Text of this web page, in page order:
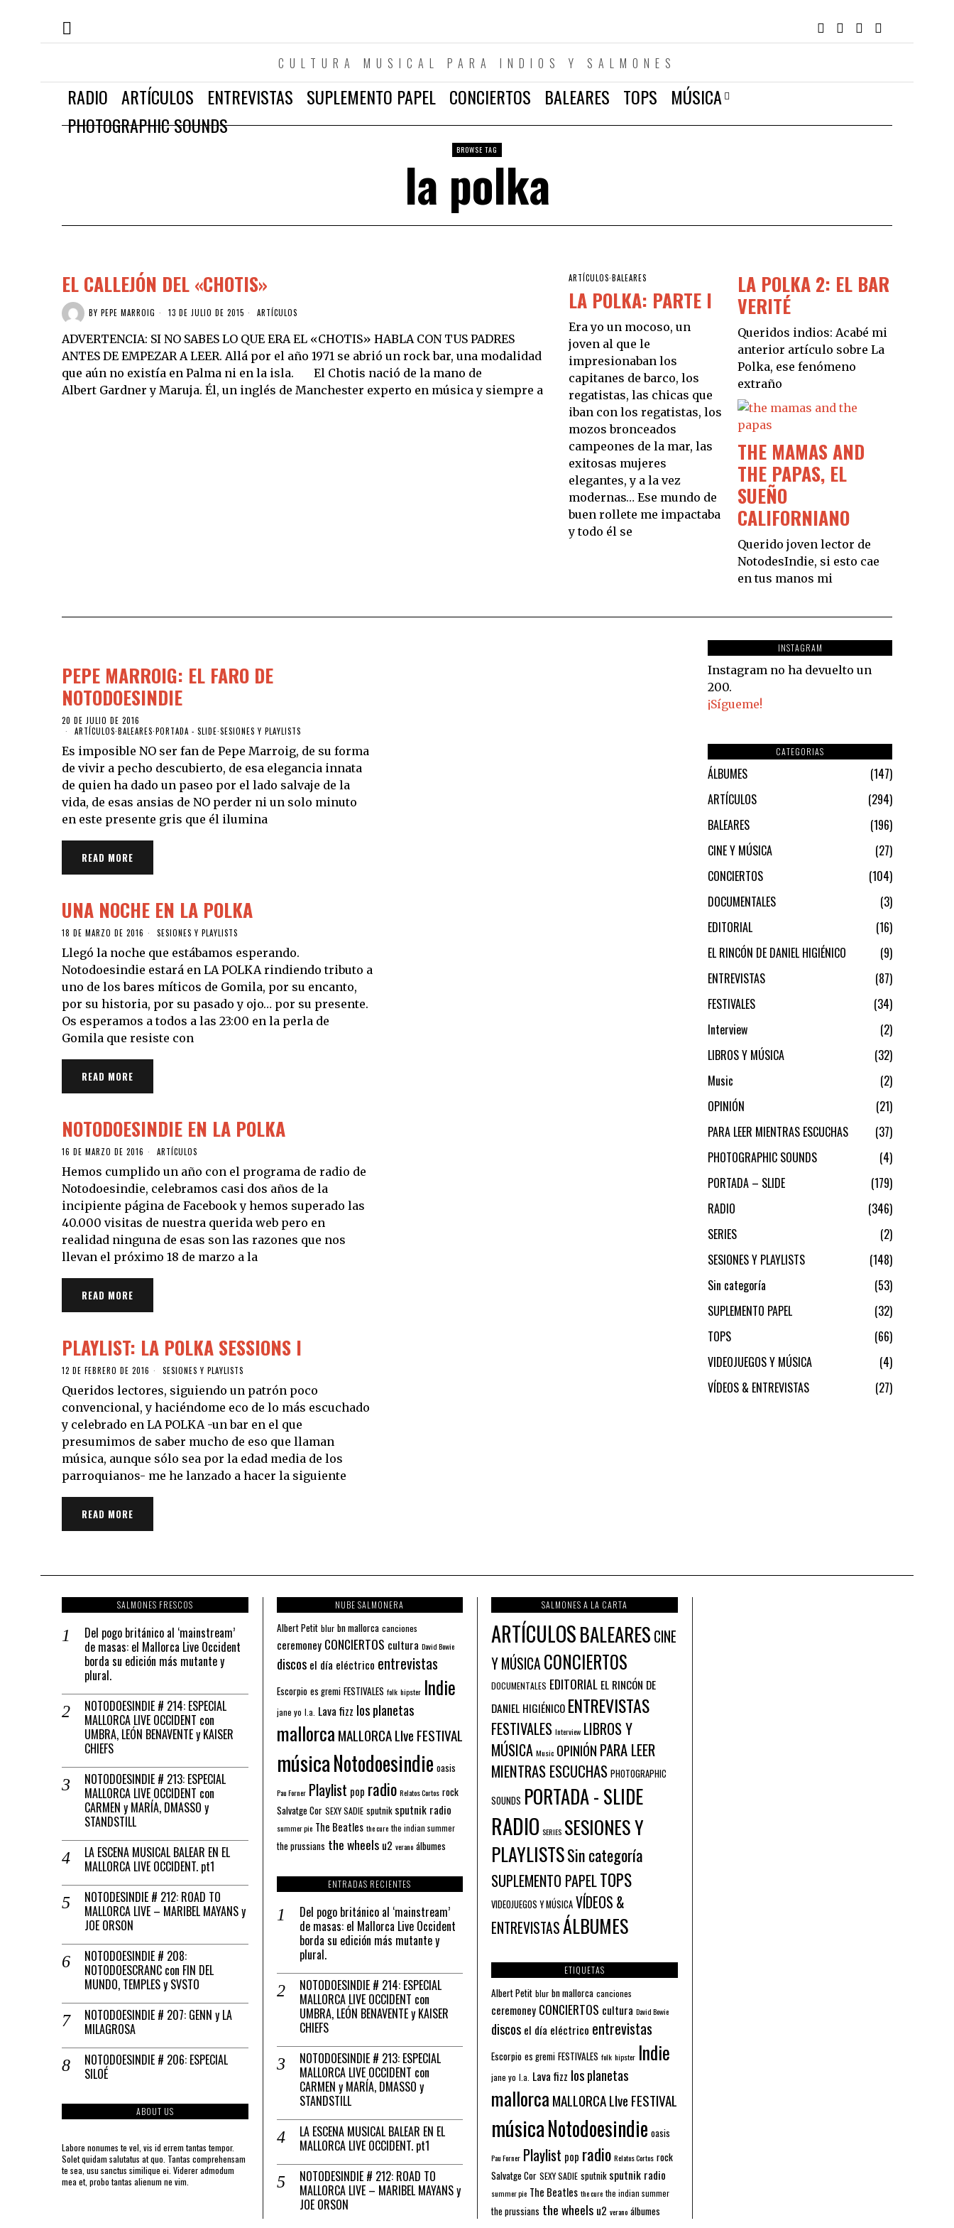
CULTURA MUSICAL PARA INDIOS Y SALMONES
RADIO ARTÍCULOS ENTREVISTAS SUPLEMENTO PAPEL CONCIERTOS BALEARES TOPS
MÚSICA
PHOTOGRAPHIC SOUNDS
BROWSE TAG
la polka
EL CALLEJÓN DEL «CHOTIS»
BY PEPE MARROIG 13 DE JULIO DE 2015 ARTÍCULOS
ADVERTENCIA: SI NO SABES LO QUE ERA EL «CHOTIS» HABLA CON TUS PADRES
ANTES DE EMPEZAR A LEER. Allá por el año 1971 se abrió un rock bar, una modalidad
que aún no existía en Palma ni en la isla. El Chotis nació de la mano de
Albert Gardner y Maruja. Él, un inglés de Manchester experto en música y siempre a
ARTÍCULOS·BALEARES
LA POLKA: PARTE I
Era yo un mocoso, un
joven al que le
impresionaban los
capitanes de barco, los
regatistas, las chicas que
iban con los regatistas, los
mozos bronceados
campeones de la mar, las
exitosas mujeres
elegantes, y a la vez
modernas… Ese mundo de
buen rollete me impactaba
y todo él se
LA POLKA 2: EL BAR
VERITÉ
Queridos indios: Acabé mi
anterior artículo sobre La
Polka, ese fenómeno
extraño
THE MAMAS AND
THE PAPAS, EL
SUEÑO
CALIFORNIANO
Querido joven lector de
NotodesIndie, si esto cae
en tus manos mi
PEPE MARROIG: EL FARO DE
NOTODOESINDIE
20 DE JULIO DE 2016
ARTÍCULOS·BALEARES·PORTADA - SLIDE·SESIONES Y PLAYLISTS
Es imposible NO ser fan de Pepe Marroig, de su forma
de vivir a pecho descubierto, de esa elegancia innata
de quien ha dado un paseo por el lado salvaje de la
vida, de esas ansias de NO perder ni un solo minuto
en este presente gris que él ilumina
READ MORE
UNA NOCHE EN LA POLKA
18 DE MARZO DE 2016 SESIONES Y PLAYLISTS
Llegó la noche que estábamos esperando.
Notodoesindie estará en LA POLKA rindiendo tributo a
uno de los bares míticos de Gomila, por su encanto,
por su historia, por su pasado y ojo… por su presente.
Os esperamos a todos a las 23:00 en la perla de
Gomila que resiste con
READ MORE
NOTODOESINDIE EN LA POLKA
16 DE MARZO DE 2016 ARTÍCULOS
Hemos cumplido un año con el programa de radio de
Notodoesindie, celebramos casi dos años de la
incipiente página de Facebook y hemos superado las
40.000 visitas de nuestra querida web pero en
realidad ninguna de esas son las razones que nos
llevan el próximo 18 de marzo a la
READ MORE
PLAYLIST: LA POLKA SESSIONS I
12 DE FEBRERO DE 2016 SESIONES Y PLAYLISTS
Queridos lectores, siguiendo un patrón poco
convencional, y haciéndome eco de lo más escuchado
y celebrado en LA POLKA -un bar en el que
presumimos de saber mucho de eso que llaman
música, aunque sólo sea por la edad media de los
parroquianos- me he lanzado a hacer la siguiente
READ MORE
INSTAGRAM
Instagram no ha devuelto un
200.
¡Sígueme!
CATEGORIAS
ÁLBUMES
147
ARTÍCULOS
294
BALEARES
196
CINE Y MÚSICA
27
CONCIERTOS
104
DOCUMENTALES
3
EDITORIAL
16
EL RINCÓN DE DANIEL HIGIÉNICO
9
ENTREVISTAS
87
FESTIVALES
34
Interview
2
LIBROS Y MÚSICA
32
Music
2
OPINIÓN
21
PARA LEER MIENTRAS ESCUCHAS
37
PHOTOGRAPHIC SOUNDS
4
PORTADA – SLIDE
179
RADIO
346
SERIES
2
SESIONES Y PLAYLISTS
148
Sin categoría
53
SUPLEMENTO PAPEL
32
TOPS
66
VIDEOJUEGOS Y MÚSICA
4
VÍDEOS & ENTREVISTAS
27
SALMONES FRESCOS
Del pogo británico al ‘mainstream’
de masas: el Mallorca Live Occident
borda su edición más mutante y
plural.
NOTODOESINDIE # 214: ESPECIAL
MALLORCA LIVE OCCIDENT con
UMBRA, LEÓN BENAVENTE y KAISER
CHIEFS
NOTODOESINDIE # 213: ESPECIAL
MALLORCA LIVE OCCIDENT con
CARMEN y MARÍA, DMASSO y
STANDSTILL
LA ESCENA MUSICAL BALEAR EN EL
MALLORCA LIVE OCCIDENT. pt1
NOTODESINDIE # 212: ROAD TO
MALLORCA LIVE – MARIBEL MAYANS y
JOE ORSON
NOTODOESINDIE # 208:
NOTODOESCRANC con FIN DEL
MUNDO, TEMPLES y SVSTO
NOTODOESINDIE # 207: GENN y LA
MILAGROSA
NOTODOESINDIE # 206: ESPECIAL
SILOÉ
ABOUT US
Labore nonumes te vel, vis id errem tantas tempor.
Solet quidam salutatus at quo. Tantas comprehensam
te sea, usu sanctus similique ei. Viderer admodum
mea et, probo tantas alienum ne vim.
NUBE SALMONERA
Albert Petit blur bn mallorca canciones
ceremoney CONCIERTOS cultura David Bowie
discos el día eléctrico entrevistas
Escorpio es gremi FESTIVALES folk hipster Indie
jane yo l.a. Lava fizz los planetas
mallorca MALLORCA LIve FESTIVAL
músicaNotodoesindie oasis
Pau Forner Playlist pop radio Relatos Cortos rock
Salvatge Cor SEXY SADIE sputnik sputnik radio
summer pie The Beatles the cure the indian summer
the prussians the wheels u2 verano álbumes
ENTRADAS RECIENTES
Del pogo británico al ‘mainstream’
de masas: el Mallorca Live Occident
borda su edición más mutante y
plural.
NOTODOESINDIE # 214: ESPECIAL
MALLORCA LIVE OCCIDENT con
UMBRA, LEÓN BENAVENTE y KAISER
CHIEFS
NOTODOESINDIE # 213: ESPECIAL
MALLORCA LIVE OCCIDENT con
CARMEN y MARÍA, DMASSO y
STANDSTILL
LA ESCENA MUSICAL BALEAR EN EL
MALLORCA LIVE OCCIDENT. pt1
NOTODESINDIE # 212: ROAD TO
MALLORCA LIVE – MARIBEL MAYANS y
JOE ORSON
SALMONES A LA CARTA
ARTÍCULOSBALEARES CINE
Y MÚSICA CONCIERTOS
DOCUMENTALES EDITORIAL EL RINCÓN DE
DANIEL HIGIÉNICO ENTREVISTAS
FESTIVALES Interview LIBROS Y
MÚSICA Music OPINIÓN PARA LEER
MIENTRAS ESCUCHAS PHOTOGRAPHIC
SOUNDS PORTADA - SLIDE
RADIO SERIES SESIONES Y
PLAYLISTSSin categoría
SUPLEMENTO PAPELTOPS
VIDEOJUEGOS Y MÚSICA VÍDEOS &
ENTREVISTASÁLBUMES
ETIQUETAS
Albert Petit blur bn mallorca canciones
ceremoney CONCIERTOS cultura David Bowie
discos el día eléctrico entrevistas
Escorpio es gremi FESTIVALES folk hipster Indie
jane yo l.a. Lava fizz los planetas
mallorca MALLORCA LIve FESTIVAL
músicaNotodoesindie oasis
Pau Forner Playlist pop radio Relatos Cortos rock
Salvatge Cor SEXY SADIE sputnik sputnik radio
summer pie The Beatles the cure the indian summer
the prussians the wheels u2 verano álbumes